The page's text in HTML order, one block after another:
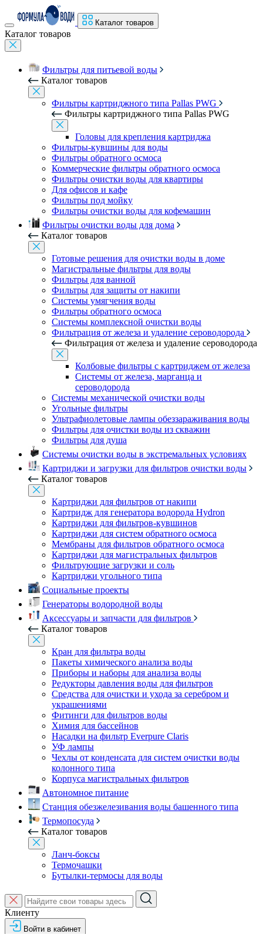
Каталог товаров
Каталог товаров
Фильтры для питьевой воды
Каталог товаров
Фильтры картриджного типа Pallas PWG
Фильтры картриджного типа Pallas PWG
Головы для крепления картриджа
Фильтры-кувшины для воды
Фильтры обратного осмоса
Коммерческие фильтры обратного осмоса
Фильтры очистки воды для квартиры
Для офисов и кафе
Фильтры под мойку
Фильтры очистки воды для кофемашин
Фильтры очистки воды для дома
Каталог товаров
Готовые решения для очистки воды в доме
Магистральные фильтры для воды
Фильтры для ванной
Фильтры для защиты от накипи
Системы умягчения воды
Фильтры обратного осмоса
Системы комплексной очистки воды
Фильтрация от железа и удаление сероводорода
Фильтрация от железа и удаление сероводорода
Колбовые фильтры с картриджем от железа
Системы от железа, марганца и
сероводорода
Системы механической очистки воды
Угольные фильтры
Ультрафиолетовые лампы обеззараживания воды
Фильтры для очистки воды из скважин
Фильтры для душа
Системы очистки воды в экстремальных условиях
Картриджи и загрузки для фильтров очистки воды
Каталог товаров
Картриджи для фильтров от накипи
Картридж для генератора водорода Hydron
Картриджи для фильтров-кувшинов
Картриджи для систем обратного осмоса
Мембраны для фильтров обратного осмоса
Картриджи для магистральных фильтров
Фильтрующие загрузки и соль
Картриджи угольного типа
Социальные проекты
Генераторы водородной воды
Аксессуары и запчасти для фильтров
Каталог товаров
Кран для фильтра воды
Пакеты химического анализа воды
Приборы и наборы для анализа воды
Редукторы давления воды для фильтров
Средства для очистки и ухода за серебром и
украшениями
Фитинги для фильтров воды
Химия для бассейнов
Насадки на фильтр Everpure Claris
УФ лампы
Чехлы от конденсата для систем очистки воды
колонного типа
Корпуса магистральных фильтров
Автономное питание
Станция обезжелезивания воды башенного типа
Термопосуда
Каталог товаров
Ланч-боксы
Термочашки
Бутылки-термосы для воды
Клиенту
Войти в кабинет